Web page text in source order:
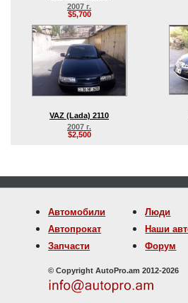
2007 г.
$5,700
VAZ (Lada) 2110
2007 г.
$2,500
Автомобили
Автопрокат
Запчасти
Люди
Наши
Форум
© Copyright AutoPro.am 2012-2026